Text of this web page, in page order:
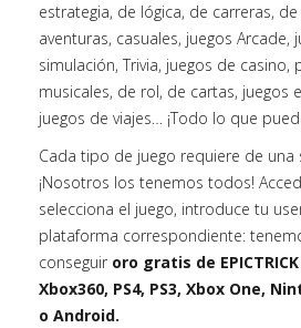
estrategia, de lógica, de carreras,
aventuras, casuales, juegos Arcade,
simulación, Trivia, juegos de casino,
musicales, de rol, de cartas, juegos
juegos de viajes… ¡Todo lo que
Cada tipo de juego requiere de una
¡Nosotros los tenemos todos!
selecciona el juego, introduce tu
plataforma correspondiente:
conseguir oro gratis de EPICTRICK
Xbox360, PS4, PS3, Xbox One,
o Android.